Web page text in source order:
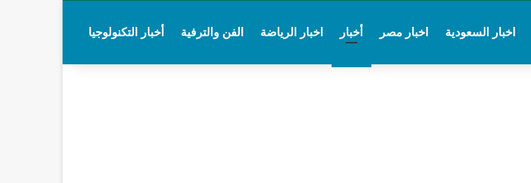
اخبار السعودية اخبار مصر أخبار اخبار الرياضة الفن والترفية أخبار التكنولوجيا